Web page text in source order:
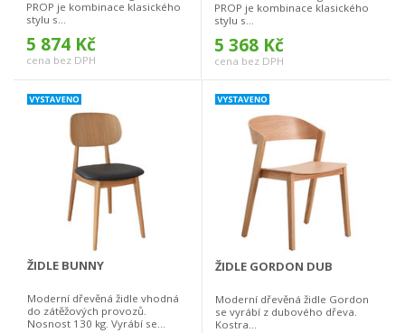
PROP je kombinace klasického
stylu s...
5 874 Kč
cena bez DPH
PROP je kombinace klasického
stylu s...
5 368 Kč
cena bez DPH
ŽIDLE BUNNY
Moderní dřevěná židle vhodná
do zátěžových provozů.
Nosnost 130 kg. Vyrábí se...
ŽIDLE GORDON DUB
Moderní dřevěná židle Gordon
se vyrábí z dubového dřeva.
Kostra...